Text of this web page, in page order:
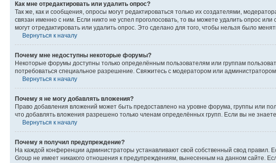
Как мне отредактировать или удалить опрос?
Так же, как и сообщения, опросы могут редактироваться только их создателями,
связан именно с ним. Если никто не успел проголосовать, то вы можете удалить опрос
могут отредактировать или удалить опрос. Это сделано для того, чтобы нельзя было
Вернуться к началу
Почему мне недоступны некоторые форумы?
Некоторые форумы доступны только определённым пользователям или группам
потребоваться специальное разрешение. Свяжитесь с модератором или
Вернуться к началу
Почему я не могу добавлять вложения?
Право добавления вложений может быть предоставлено на уровне форума, группы или
что добавлять вложения разрешено только членам определённых групп. Если вы не
Вернуться к началу
Почему я получил предупреждение?
На каждой конференции администраторы устанавливают свой собственный свод
Group не имеет никакого отношения к предупреждениям, вынесенным на данном сайте.